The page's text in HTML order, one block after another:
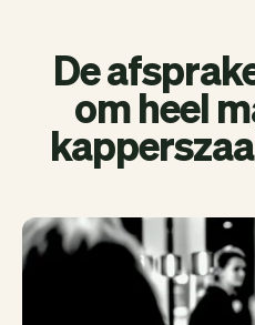
De
om heel